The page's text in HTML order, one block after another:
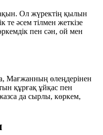
. Ол жүректің қылын
те әсем тілмен жеткізе
пен сән, ой мен
Мағжанның өлеңдерінен
құрғақ ұйқас пен
да сырлы, көркем,